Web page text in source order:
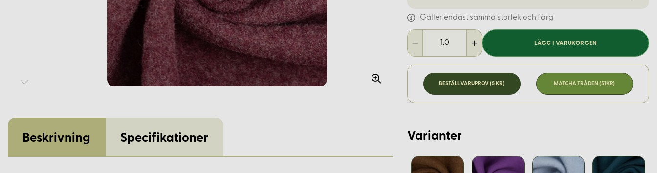
Gäller endast samma storlek och färg
LÄGG I VARUKORGEN
BESTÄLL VARUPROV (5 KR) MATCHA TRÅDEN (51KR)
Beskrivning Specifikationer Varianter